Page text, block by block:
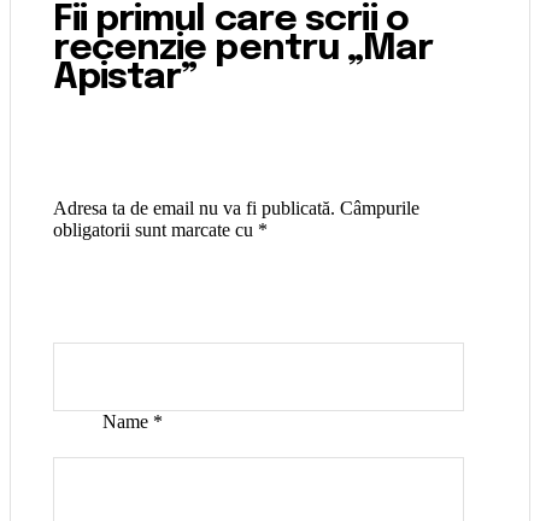
Fii primul care scrii o
recenzie pentru „Mar
Apistar”
Adresa ta de email nu va fi publicată. Câmpurile
obligatorii sunt marcate cu *
Name *